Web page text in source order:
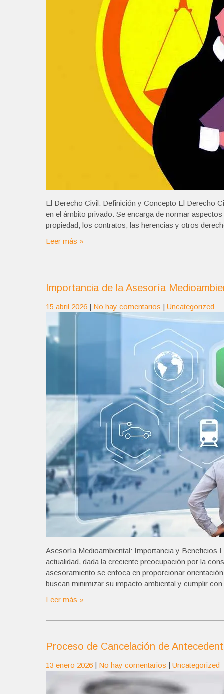
El Derecho Civil: Definición y Concepto El Derecho
en el ámbito privado. Se encarga de normar
propiedad, los contratos, las herencias y otros
Leer más »
Importancia de la Asesoría
15 abril 2026 | No hay comentarios | Uncategorized
Asesoría Medioambiental: Importancia y Beneficios
actualidad, dada la creciente preocupación por la
asesoramiento se enfoca en proporcionar
buscan minimizar su impacto ambiental y cumplir
Leer más »
Proceso de Cancelación de
13 enero 2026 | No hay comentarios | Uncategorized